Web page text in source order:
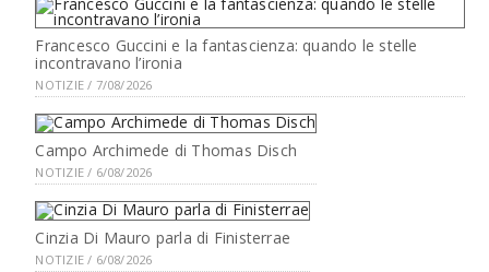
Francesco Guccini e la fantascienza: quando le stelle
incontravano l’ironia
NOTIZIE / 7/08/2026
Campo Archimede di Thomas Disch
NOTIZIE / 6/08/2026
Cinzia Di Mauro parla di Finisterrae
NOTIZIE / 6/08/2026